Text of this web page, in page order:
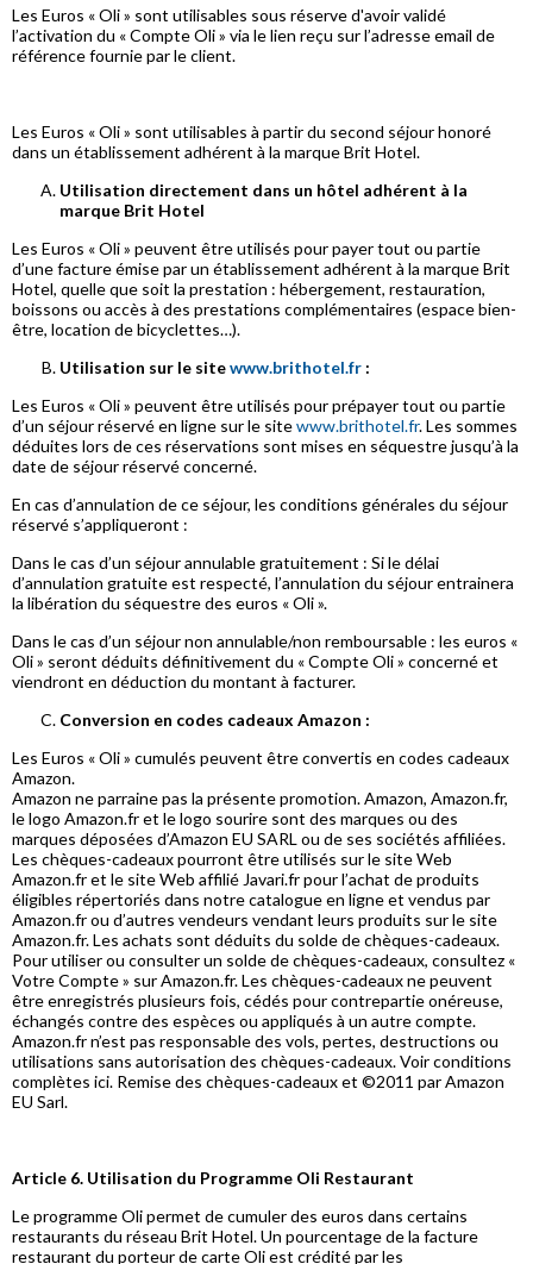
Les Euros « Oli » sont utilisables sous réserve d'avoir validé
l’activation du « Compte Oli » via le lien reçu sur l’adresse email de
référence fournie par le client.
Les Euros « Oli » sont utilisables à partir du second séjour honoré
dans un établissement adhérent à la marque Brit Hotel.
Utilisation directement dans un hôtel adhérent à la
marque Brit Hotel
Les Euros « Oli » peuvent être utilisés pour payer tout ou partie
d’une facture émise par un établissement adhérent à la marque Brit
Hotel, quelle que soit la prestation : hébergement, restauration,
boissons ou accès à des prestations complémentaires (espace bien-
être, location de bicyclettes…).
Utilisation sur le sitewww.brithotel.fr :
Les Euros « Oli » peuvent être utilisés pour prépayer tout ou partie
d’un séjour réservé en ligne sur le sitewww.brithotel.fr. Les sommes
déduites lors de ces réservations sont mises en séquestre jusqu’à la
date de séjour réservé concerné.
En cas d’annulation de ce séjour, les conditions générales du séjour
réservé s’appliqueront :
Dans le cas d’un séjour annulable gratuitement : Si le délai
d’annulation gratuite est respecté, l’annulation du séjour entrainera
la libération du séquestre des euros « Oli ».
Dans le cas d’un séjour non annulable/non remboursable : les euros «
Oli » seront déduits définitivement du « Compte Oli » concerné et
viendront en déduction du montant à facturer.
Conversion en codes cadeaux Amazon :
Les Euros « Oli » cumulés peuvent être convertis en codes cadeaux
Amazon.
Amazon ne parraine pas la présente promotion. Amazon, Amazon.fr,
le logo Amazon.fr et le logo sourire sont des marques ou des
marques déposées d’Amazon EU SARL ou de ses sociétés affiliées.
Les chèques-cadeaux pourront être utilisés sur le site Web
Amazon.fr et le site Web affilié Javari.fr pour l’achat de produits
éligibles répertoriés dans notre catalogue en ligne et vendus par
Amazon.fr ou d’autres vendeurs vendant leurs produits sur le site
Amazon.fr. Les achats sont déduits du solde de chèques-cadeaux.
Pour utiliser ou consulter un solde de chèques-cadeaux, consultez «
Votre Compte » sur Amazon.fr. Les chèques-cadeaux ne peuvent
être enregistrés plusieurs fois, cédés pour contrepartie onéreuse,
échangés contre des espèces ou appliqués à un autre compte.
Amazon.fr n’est pas responsable des vols, pertes, destructions ou
utilisations sans autorisation des chèques-cadeaux. Voir conditions
complètes ici. Remise des chèques-cadeaux et ©2011 par Amazon
EU Sarl.
Article 6. Utilisation du Programme Oli Restaurant
Le programme Oli permet de cumuler des euros dans certains
restaurants du réseau Brit Hotel. Un pourcentage de la facture
restaurant du porteur de carte Oli est crédité par les